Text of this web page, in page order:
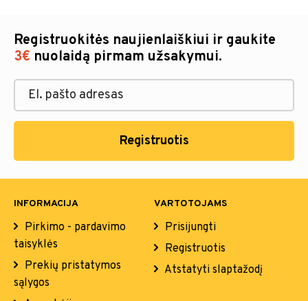
Registruokitės naujienlaiškiui ir gaukite
3€ nuolaidą pirmam užsakymui.
Registruotis
INFORMACIJA
Pirkimo - pardavimo
taisyklės
Prekių pristatymos
sąlygos
VARTOTOJAMS
Prisijungti
Registruotis
Atstatyti slaptažodį